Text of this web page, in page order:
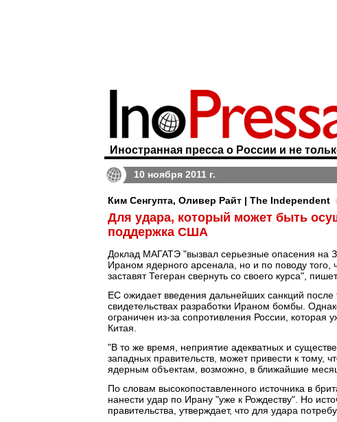
Иностранная пресса о России и не
10 ноября 2011 г.
Ким Сенгупта, Оливер Райт | The Independent
Для удара, который может быть
поддержка США
Доклад МАГАТЭ "вызвал серьезные опасения на
Ираном ядерного арсенала, но и по поводу того,
заставят Тегеран свернуть со своего курса",
ЕС ожидает введения дальнейших санкций после
свидетельствах разработки Ираном бомбы.
ограничен из-за сопротивления России, которая
Китая.
"В то же время, неприятие адекватных и
западных правительств, может привести к тому,
ядерным объектам, возможно, в ближайшие
По словам высокопоставленного источника в
нанести удар по Ирану "уже к Рождеству". Но
правительства, утверждает, что для удара